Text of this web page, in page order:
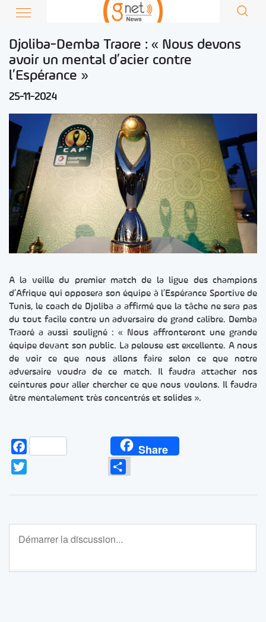
Djoliba-Demba Traore : « Nous devons
avoir un mental d’acier contre
l’Espérance »
25-11-2024
A la veille du premier match de la ligue des champions
d’Afrique qui opposera son équipe à l’Espérance Sportive de
Tunis, le coach de Djoliba a affirmé que la tâche ne sera pas
du tout facile contre un adversaire de grand calibre. Demba
Traoré a aussi souligné : « Nous affronteront une grande
équipe devant son public. La pelouse est excellente. A nous
de voir ce que nous allons faire selon ce que notre
adversaire voudra de ce match. Il faudra attacher nos
ceintures pour aller chercher ce que nous voulons. Il faudra
être mentalement très concentrés et solides ».
Facebook Share
Partager